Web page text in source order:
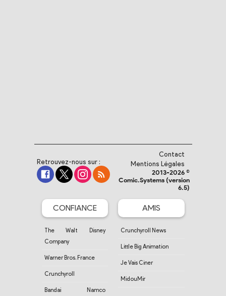
Retrouvez-nous sur :
Contact
Mentions Légales
2013-2026 ©
Comic.Systems (version
6.5)
CONFIANCE
The Walt Disney
Company
Warner Bros. France
Crunchyroll
Bandai Namco
AMIS
Crunchyroll News
Little Big Animation
Je Vais Ciner
MidouMir